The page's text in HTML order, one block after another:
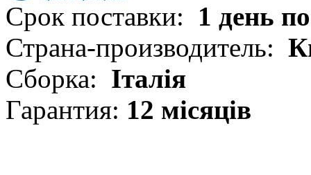
Срок поставки: 1 день
Страна-производитель:
Сборка: Італія
Гарантия: 12 місяців